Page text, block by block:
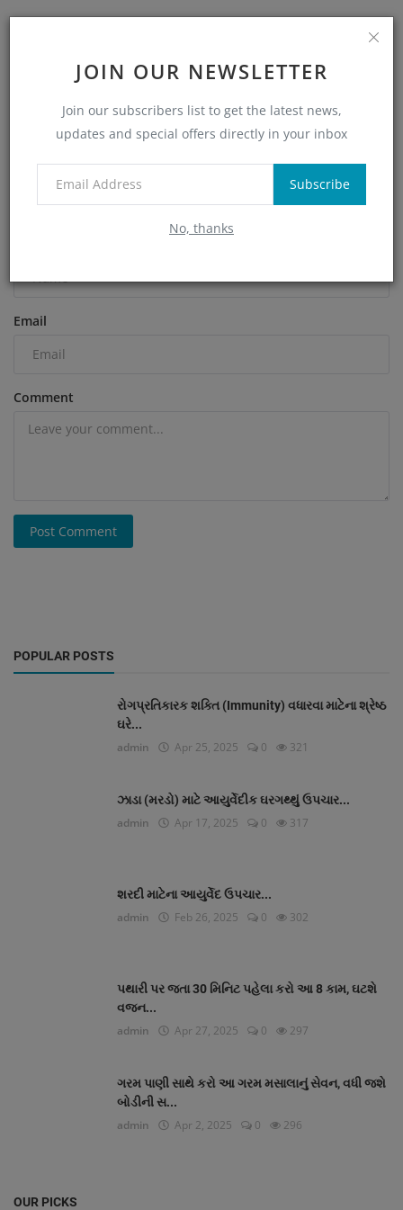
JOIN OUR NEWSLETTER
Join our subscribers list to get the latest news,
updates and special offers directly in your inbox
Subscribe
No, thanks
ચાંદી અને ગળાની બળતરા માટે આયુર્વેદિક ઉપચાર...
Email
Comment
Post Comment
POPULAR POSTS
રોગપ્રતિકારક શક્તિ (Immunity) વધારવા માટેના શ્રેષ્ઠ
ઘરે...
admin Apr 25, 2025 0 321
ઝાડા (મરડો) માટે આયુર્વેદીક ઘરગથ્થું ઉપચાર...
admin Apr 17, 2025 0 317
શરદી માટેના આયુર્વેદ ઉપચાર...
admin Feb 26, 2025 0 302
પથારી પર જતા 30 મિનિટ પહેલા કરો આ 8 કામ, ઘટશે
વજન...
admin Apr 27, 2025 0 297
ગરમ પાણી સાથે કરો આ ગરમ મસાલાનું સેવન, વધી જશે
બોડીની સ...
admin Apr 2, 2025 0 296
OUR PICKS